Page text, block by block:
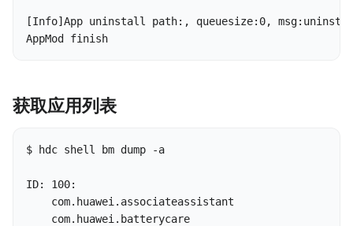
[Info]App uninstall path:, queuesize:0,
AppMod finish
获取应用列表
$ hdc shell bm dump -a
ID: 100:
    com.huawei.associateassistant
    com.huawei.batterycare